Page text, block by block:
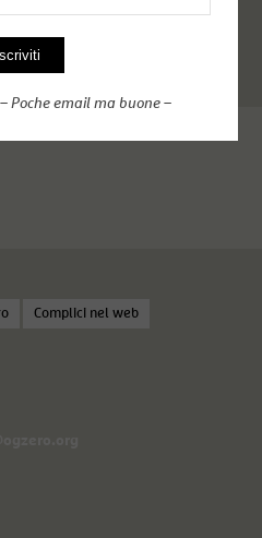
Complici nel web
Poche email ma buone –